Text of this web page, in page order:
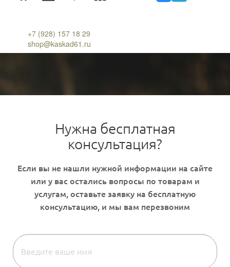
+7 (928) 157 18 29
shop@kaskad61.ru
Нужна бесплатная
консультация?